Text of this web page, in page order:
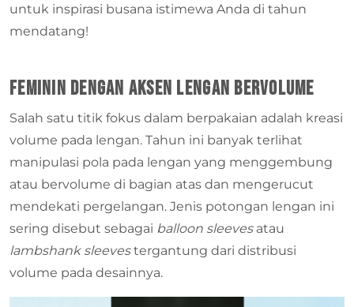
untuk inspirasi busana istimewa Anda di tahun
mendatang!
Feminin dengan Aksen Lengan Bervolume
Salah satu titik fokus dalam berpakaian adalah kreasi
volume pada lengan. Tahun ini banyak terlihat
manipulasi pola pada lengan yang menggembung
atau bervolume di bagian atas dan mengerucut
mendekati pergelangan. Jenis potongan lengan ini
sering disebut sebagai balloon sleeves atau
lambshank sleevestergantung dari distribusi
volume pada desainnya.